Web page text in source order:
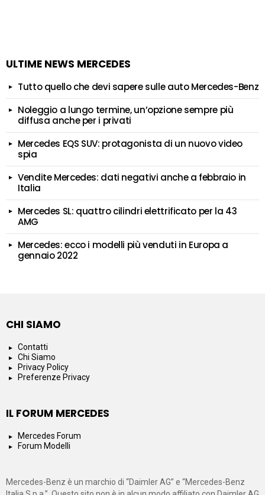
ULTIME NEWS MERCEDES
Tutto quello che devi sapere sulle auto Mercedes-Benz
Noleggio a lungo termine, un’opzione sempre più
diffusa anche per i privati
Mercedes EQS SUV: protagonista di un nuovo video
spia
Vendite Mercedes: dati negativi anche a febbraio in
Italia
Mercedes SL: quattro cilindri elettrificato per la 43
AMG
Mercedes: ecco i modelli più venduti in Europa a
gennaio 2022
CHI SIAMO
Contatti
Chi Siamo
Privacy Policy
Preferenze Privacy
IL FORUM MERCEDES
Mercedes Forum
Forum Modelli
Mercedes-Benz è un marchio di “Daimler AG” e “Mercedes-Benz